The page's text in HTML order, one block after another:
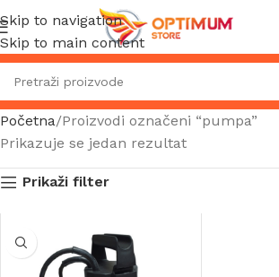
Skip to navigation
Skip to main content
Početna Proizvodi označeni “pumpa”
Prikazuje se jedan rezultat
Prikaži filter